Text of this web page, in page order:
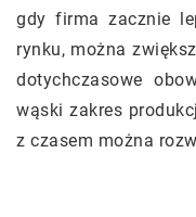
gdy firma zacznie
rynku, można
dotychczasowe
wąski zakres
z czasem można